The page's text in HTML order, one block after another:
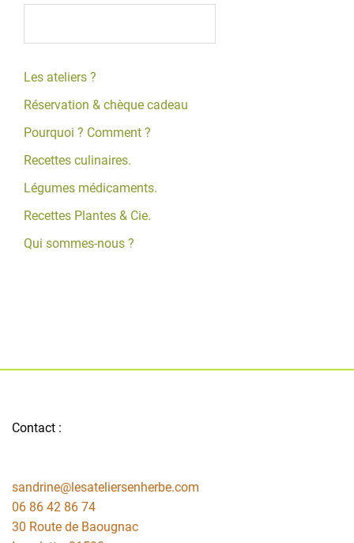
Les ateliers ?
Réservation & chèque cadeau
Pourquoi ? Comment ?
Recettes culinaires.
Légumes médicaments.
Recettes Plantes & Cie.
Qui sommes-nous ?
Contact :
sandrine@lesateliersenherbe.com
06 86 42 86 74
30 Route de Baougnac